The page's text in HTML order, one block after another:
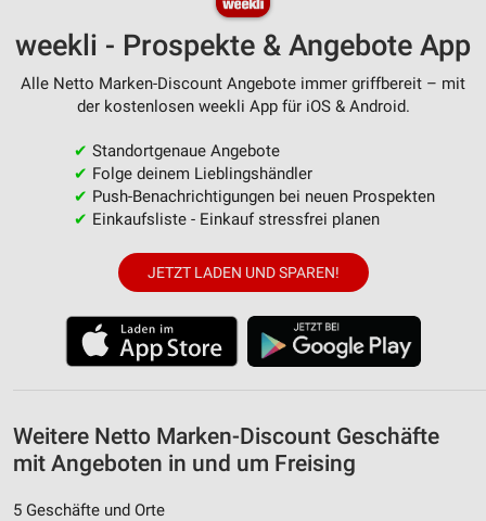
weekli - Prospekte & Angebote App
Alle Netto Marken-Discount Angebote immer griffbereit – mit
der kostenlosen weekli App für iOS & Android.
✔ Standortgenaue Angebote
✔ Folge deinem Lieblingshändler
✔ Push-Benachrichtigungen bei neuen Prospekten
✔ Einkaufsliste - Einkauf stressfrei planen
JETZT LADEN UND SPAREN!
Weitere Netto Marken-Discount Geschäfte
mit Angeboten in und um Freising
5 Geschäfte und Orte